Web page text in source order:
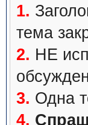
1.
тема
2. НЕ
3. Одна
4.